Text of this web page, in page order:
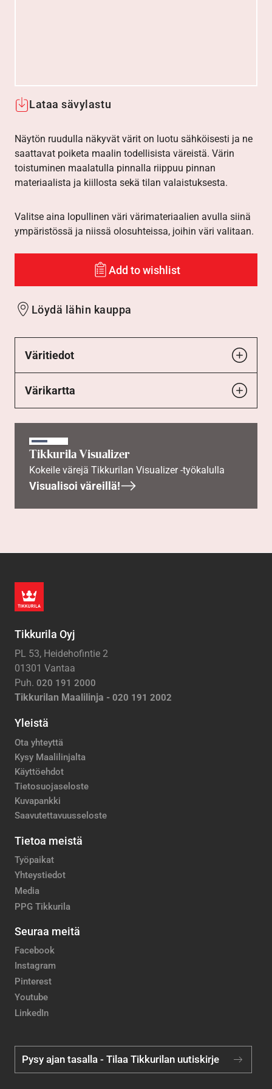
Lataa sävylastu
Näytön ruudulla näkyvät värit on luotu sähköisesti ja ne
saattavat poiketa maalin todellisista väreistä. Värin
toistuminen maalatulla pinnalla riippuu pinnan
materiaalista ja kiillosta sekä tilan valaistuksesta.
Valitse aina lopullinen väri värimateriaalien avulla siinä
ympäristössä ja niissä olosuhteissa, joihin väri valitaan.
Add to wishlist
Löydä lähin kauppa
Väritiedot
Värikartta
Tikkurila Visualizer
Kokeile värejä Tikkurilan Visualizer -työkalulla
Visualisoi väreillä!
Tikkurila Oyj
PL 53, Heidehofintie 2
01301 Vantaa
Puh. 020 191 2000
Tikkurilan Maalilinja - 020 191 2002
Yleistä
Ota yhteyttä
Kysy Maalilinjalta
Käyttöehdot
Tietosuojaseloste
Kuvapankki
Saavutettavuusseloste
Tietoa meistä
Työpaikat
Yhteystiedot
Media
PPG Tikkurila
Seuraa meitä
Facebook
Instagram
Pinterest
Youtube
LinkedIn
Pysy ajan tasalla - Tilaa Tikkurilan uutiskirje